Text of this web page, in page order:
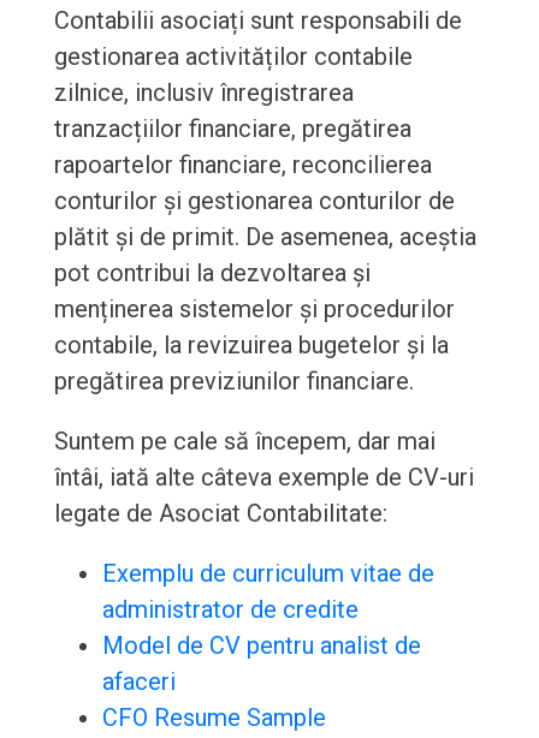
Contabilii asociați sunt responsabili de
gestionarea activităților contabile
zilnice, inclusiv înregistrarea
tranzacțiilor financiare, pregătirea
rapoartelor financiare, reconcilierea
conturilor și gestionarea conturilor de
plătit și de primit. De asemenea, aceștia
pot contribui la dezvoltarea și
menținerea sistemelor și procedurilor
contabile, la revizuirea bugetelor și la
pregătirea previziunilor financiare.
Suntem pe cale să începem, dar mai
întâi, iată alte câteva exemple de CV-uri
legate de Asociat Contabilitate:
Exemplu de curriculum vitae de
administrator de credite
Model de CV pentru analist de
afaceri
CFO Resume Sample